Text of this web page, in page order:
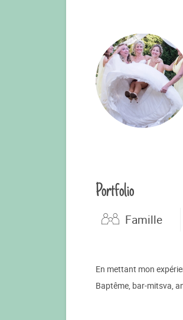
Portfolio
Famille
En mettant mon
Baptême, bar-mitsva,